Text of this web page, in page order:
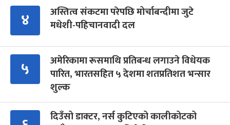
४
अस्तित्व संकटमा परेपछि मोर्चाबन्दीमा जुटे
मधेशी-पहिचानवादी दल
५
अमेरिकामा रूसमाथि प्रतिबन्ध लगाउने विधेयक
पारित, भारतसहित ५ देशमा शतप्रतिशत भन्सार
शुल्क
दिउँसो डाक्टर, नर्स कुटिएको कालीकोटको